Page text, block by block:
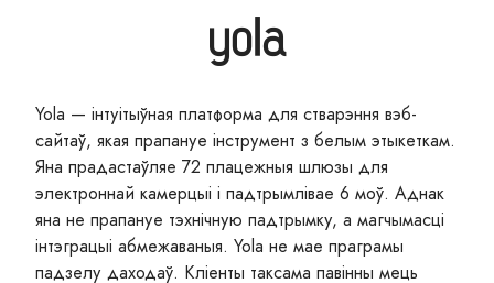
Yola — інтуітыўная платформа для стварэння вэб-
сайтаў, якая прапануе інструмент з белым этыкеткам.
Яна прадастаўляе 72 плацежныя шлюзы для
электроннай камерцыі і падтрымлівае 6 моў. Аднак
яна не прапануе тэхнічную падтрымку, а магчымасці
інтэграцыі абмежаваныя. Yola не мае праграмы
падзелу даходаў. Кліенты таксама павінны мець